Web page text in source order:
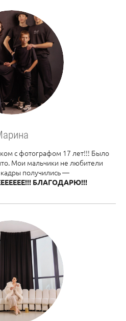
с фотографом 17 лет!!! Было
Мои мальчики не любители
кадры получились —
БЛАГОДАРЮ!!!